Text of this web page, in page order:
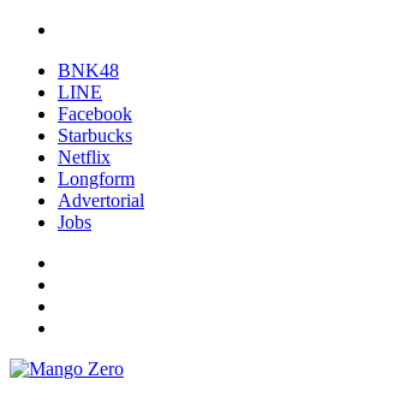
BNK48
LINE
Facebook
Starbucks
Netflix
Longform
Advertorial
Jobs